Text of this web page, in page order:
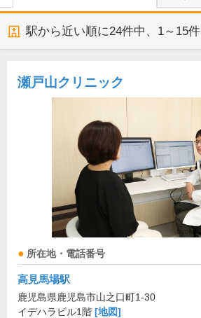
駅から近い順に24件中、 1～15件
瀬戸山クリニック
所在地・電話番号
高見馬場駅
鹿児島県鹿児島市山之口町1-30
イデハラビル1階 [地図]